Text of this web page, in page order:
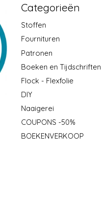
Categorieën
Stoffen
Fournituren
Patronen
Boeken en Tijdschriften
Flock - Flexfolie
DIY
Naaigerei
COUPONS -50%
BOEKENVERKOOP